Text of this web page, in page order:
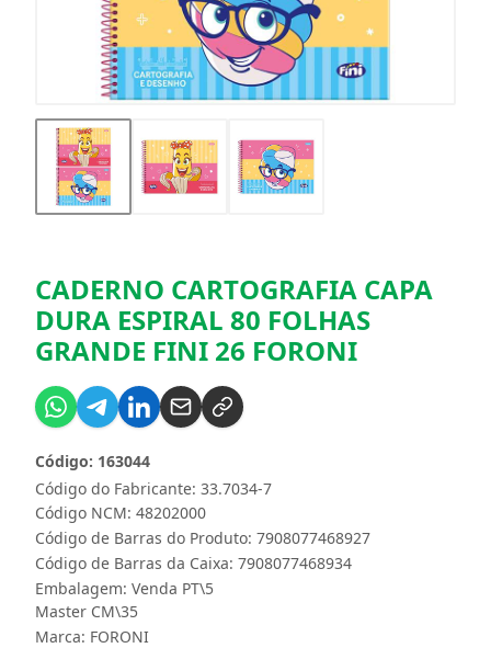
CADERNO CARTOGRAFIA CAPA
DURA ESPIRAL 80 FOLHAS
GRANDE FINI 26 FORONI
Código do Fabricante: 33.7034-7
Código: 163044
Código NCM: 48202000
Código de Barras do Produto: 7908077468927
Código de Barras da Caixa: 7908077468934
Embalagem: Venda PT\5
Master CM\35
Marca: FORONI